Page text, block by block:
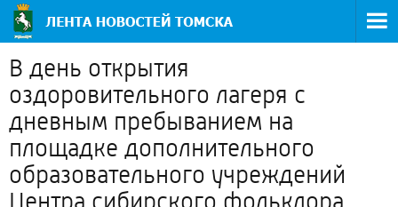
В день открытия
оздоровительного лагеря с
дневным пребыванием на
площадке дополнительного
образовательного учреждений